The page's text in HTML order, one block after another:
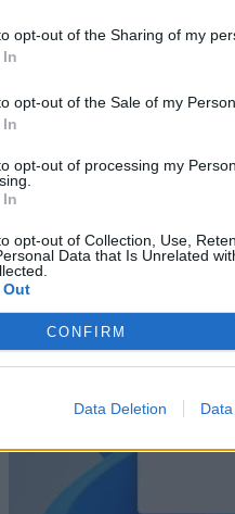
opt-out of the Sharing of my
opt-out of the Sale of my
opt-out of processing my
opt-out of Collection, Use,
Data that Is Unrelated
CONFIRM
Data Deletion
07/08/2026